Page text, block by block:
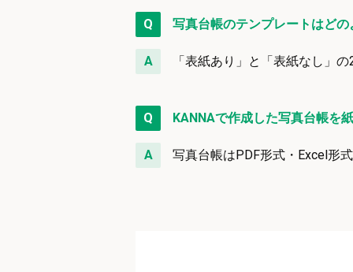
Q 写真台帳のテンプレートはど
A 「表紙あり」と「表紙なし」
Q KANNAで作成した写真台帳を
A 写真台帳はPDF形式・Excel形